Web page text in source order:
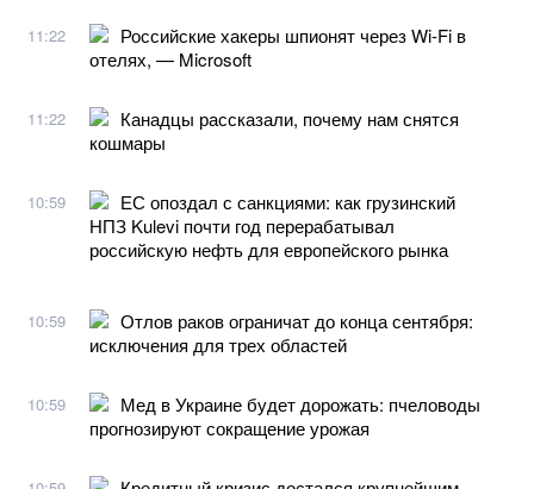
11:22
Российские хакеры шпионят через Wi-Fi в
отелях, — Microsoft
11:22
Канадцы рассказали, почему нам снятся
кошмары
10:59
ЕС опоздал с санкциями: как грузинский
НПЗ Kulevi почти год перерабатывал
российскую нефть для европейского рынка
10:59
Отлов раков ограничат до конца сентября:
исключения для трех областей
10:59
Мед в Украине будет дорожать: пчеловоды
прогнозируют сокращение урожая